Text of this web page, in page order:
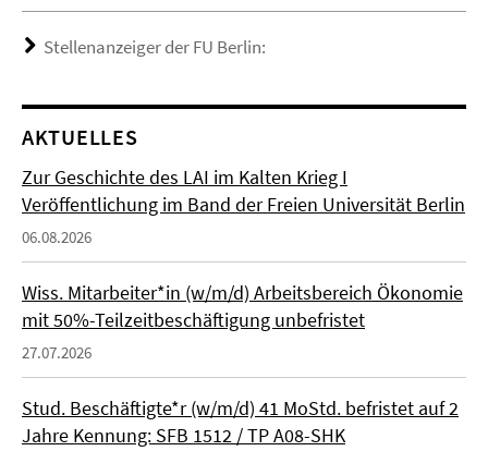
Stellenanzeiger der FU Berlin:
AKTUELLES
Zur Geschichte des LAI im Kalten Krieg I
Veröffentlichung im Band der Freien Universität Berlin
06.08.2026
Wiss. Mitarbeiter*in (w/m/d) Arbeitsbereich Ökonomie
mit 50%-Teilzeitbeschäftigung unbefristet
27.07.2026
Stud. Beschäftigte*r (w/m/d) 41 MoStd. befristet auf 2
Jahre Kennung: SFB 1512 / TP A08-SHK